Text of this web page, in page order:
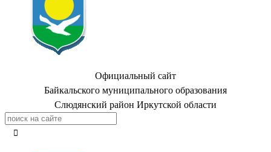
Официальный сайт
Байкальского муниципального образования
Слюдянский район Иркутской области